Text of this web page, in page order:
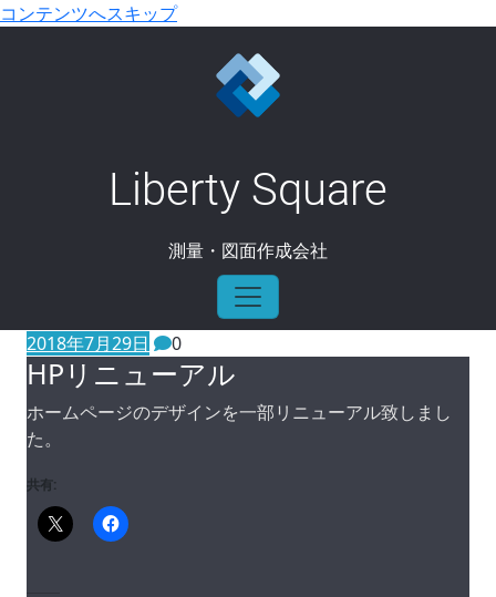
コンテンツへスキップ
Liberty Square
測量・図面作成会社
HPリニューアル
ホーム/ 情報/ HPリニューアル
2018年7月29日 0
HPリニューアル
ホームページのデザインを一部リニューアル致しまし
た。
共有: